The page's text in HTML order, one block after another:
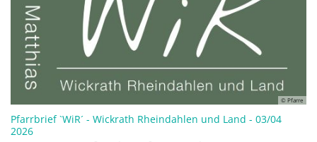
© Pfarre
Pfarrbrief `WiR´ - Wickrath Rheindahlen und Land - 03/04
2026: